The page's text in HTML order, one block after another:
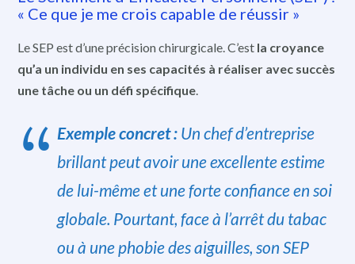
« Ce que je me crois capable de réussir »
Le SEP est d’une précision chirurgicale. C’est la croyance
qu’a un individu en ses capacités à réaliser avec succès
une tâche ou un défi spécifique
Exemple concret : Un chef d’entreprise
brillant peut avoir une excellente estime
de lui-même et une forte confiance en soi
globale. Pourtant, face à l’arrêt du tabac
ou à une phobie des aiguilles, son SEP